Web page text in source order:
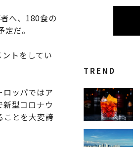
へ、180食の
だ。
トをしてい
ロッパではア
型コロナウ
ことを大変誇
TREND